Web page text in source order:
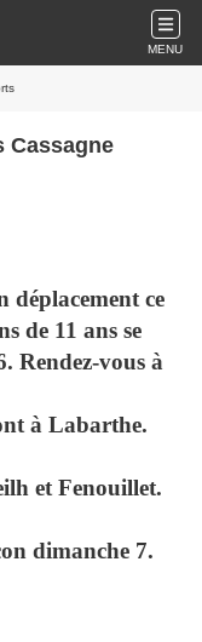
MENU
Cassagne
déplacement ce
de 11 ans se
Rendez-vous à
à Labarthe.
et Fenouillet.
dimanche 7.